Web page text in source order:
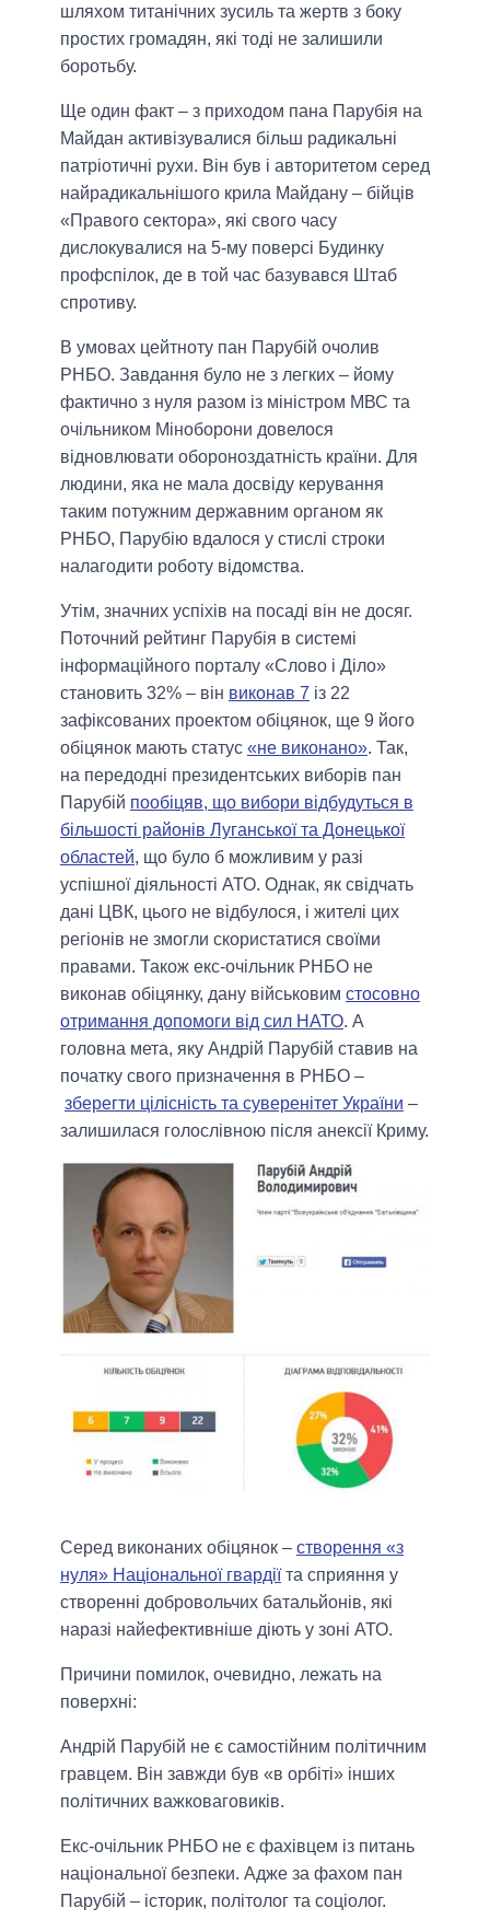
шляхом титанічних зусиль та жертв з боку
простих громадян, які тоді не залишили
боротьбу.
Ще один факт – з приходом пана Парубія на
Майдан активізувалися більш радикальні
патріотичні рухи. Він був і авторитетом серед
найрадикальнішого крила Майдану – бійців
«Правого сектора», які свого часу
дислокувалися на 5-му поверсі Будинку
профспілок, де в той час базувався Штаб
спротиву.
В умовах цейтноту пан Парубій очолив
РНБО. Завдання було не з легких – йому
фактично з нуля разом із міністром МВС та
очільником Міноборони довелося
відновлювати обороноздатність країни. Для
людини, яка не мала досвіду керування
таким потужним державним органом як
РНБО, Парубію вдалося у стислі строки
налагодити роботу відомства.
Утім, значних успіхів на посаді він не досяг.
Поточний рейтинг Парубія в системі
інформаційного порталу «Слово і Діло»
становить 32% – він виконав 7 із 22
зафіксованих проектом обіцянок, ще 9 його
обіцянок мають статус «не виконано». Так,
на передодні президентських виборів пан
Парубій пообіцяв, що вибори відбудуться в
більшості районів Луганської та Донецької
областей, що було б можливим у разі
успішної діяльності АТО. Однак, як свідчать
дані ЦВК, цього не відбулося, і жителі цих
регіонів не змогли скористатися своїми
правами. Також екс-очільник РНБО не
виконав обіцянку, дану військовим стосовно
отримання допомоги від сил НАТО. А
головна мета, яку Андрій Парубій ставив на
початку свого призначення в РНБО –
зберегти цілісність та суверенітет України –
залишилася голослівною після анексії Криму.
Серед виконаних обіцянок – створення «з
нуля» Національної гвардіїта сприяння у
створенні добровольчих батальйонів, які
наразі найефективніше діють у зоні АТО.
Причини помилок, очевидно, лежать на
поверхні:
Андрій Парубій не є самостійним політичним
гравцем. Він завжди був «в орбіті» інших
політичних важковаговиків.
Екс-очільник РНБО не є фахівцем із питань
національної безпеки. Адже за фахом пан
Парубій – історик, політолог та соціолог.